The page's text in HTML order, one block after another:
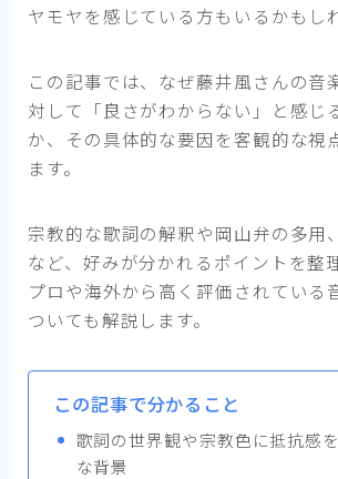
ヤモヤを感じている方もいるかもし
この記事では、なぜ藤井風さんの音
対して「良さがわからない」と感じ
か、その具体的な要因を客観的な視
ます。
宗教的な歌詞の解釈や岡山弁の多用
など、好みが分かれるポイントを整
プロや海外から高く評価されている
ついても解説します。
この記事で分かること
歌詞の世界観や宗教色に抵抗感
な背景